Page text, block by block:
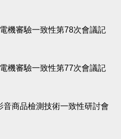
機審驗一致性第78次會議記
機審驗一致性第77次會議記
音商品檢測技術一致性研討會